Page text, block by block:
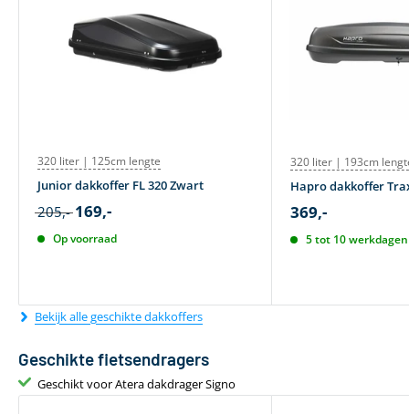
320 liter | 125cm lengte
Junior dakkoffer FL 320 Zwart
205,- 169,-
Op voorraad
320 liter | 193cm
Hapro dakkoffer
369,-
5 tot 10
Bekijk alle geschikte dakkoffers
Geschikte fietsendragers
Geschikt voor Atera dakdrager Signo